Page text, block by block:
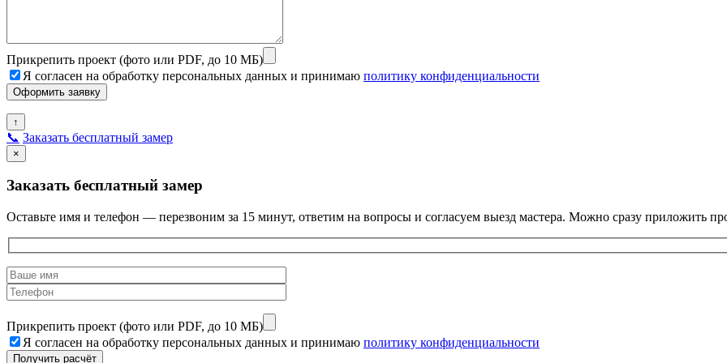
Прикрепить проект (фото или PDF, до 10 МБ)
Я согласен на обработку персональных данных и принимаю политику конфиденциальности
↑
📞 Заказать бесплатный замер
×
Заказать бесплатный замер
Оставьте имя и телефон — перезвоним за 15 минут, ответим на вопросы и согласуем выезд мастера. Можно сразу приложить
Прикрепить проект (фото или PDF, до 10 МБ)
Я согласен на обработку персональных данных и принимаю политику конфиденциальности